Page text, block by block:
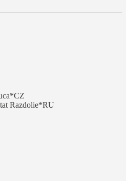
Razdolie*RU